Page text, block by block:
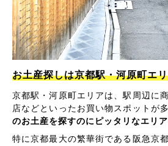
お土産探しは京都駅・河原町エ
京都駅・河原町エリアは、駅周辺に
店などといったお買い物スポットが
のお土産を探すのにピッタリなエリア
特に京都最大の繁華街である阪急京